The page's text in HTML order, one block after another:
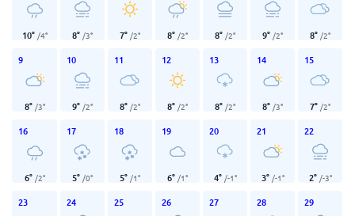
10° /4° 8° /3° 7° /2° 8° /2° 8° /2° 9° /2° 8° /2°
9
8° /3°
10
9° /2°
11
8° /2°
12
8° /2°
13
8° /2°
14
8° /3°
15
7° /2°
16
6° /2°
17
5° /0°
18
5° /1°
19
6° /1°
20
4° /-1°
21
3° /-1°
22
2° /-3°
23 24 25 26 27 28 29